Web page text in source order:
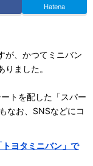
Hatena
が、かつてミニバン
ました。
トを配した「スパー
なお、SNSなどにコ
トヨタミニバン」で